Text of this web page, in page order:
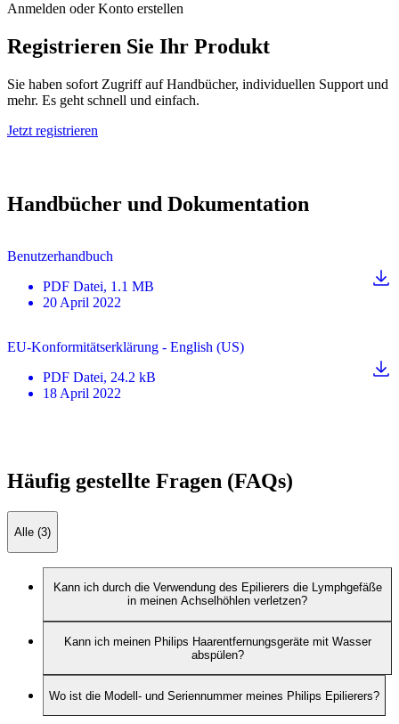
Anmelden oder Konto erstellen
Registrieren Sie Ihr Produkt
Sie haben sofort Zugriff auf Handbücher, individuellen Support und
mehr. Es geht schnell und einfach.
Jetzt registrieren
Handbücher und Dokumentation
Benutzerhandbuch
PDF Datei, 1.1 MB
20 April 2022
EU-Konformitätserklärung - English (US)
PDF Datei, 24.2 kB
18 April 2022
Häufig gestellte Fragen (FAQs)
Alle (3)
Kann ich durch die Verwendung des Epilierers die Lymphgefäße
in meinen Achselhöhlen verletzen?
Kann ich meinen Philips Haarentfernungsgeräte mit Wasser
abspülen?
Wo ist die Modell- und Seriennummer meines Philips Epilierers?